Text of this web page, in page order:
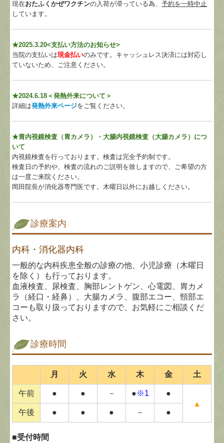
現在おたふくかぜワクチンの入荷が滞っている為、予約を一時中止
しています。
★2025.3.20<支払い方法のお知らせ>
当院の支払いは現金払いのみです。キャッシュレス決済には対応し
ていないため、ご注意ください。
★2024.6.18 ＜発熱外来について＞
詳細は発熱外来ページをご覧ください。
★胃内視鏡検査（胃カメラ）・大腸内視鏡検査（大腸カメラ）につ
いて
内視鏡検査を行っております。検査は完全予約制です。
検査日の予約や、検査の流れのご説明を致しますので、ご希望の方
は一度ご来院ください。
岡田院長が消化器専門医です。木曜日以外にお越しください。
診療案内
内科・消化器内科
一般的な内科疾患全般の診療の他、小児診療（木曜日
を除く）も行っております。
血液検査、尿検査、胸部レントゲン、心電図、胃カメ
ラ（経口・経鼻）、大腸カメラ、腹部エコー、頸部エ
コーも取り扱っておりますので、お気軽にご相談くだ
さい。
診療時間
月 火 水 木 金 土
午前 ● ● － ●※1
●
▲
午後
● ● ● － ●
■受付時間